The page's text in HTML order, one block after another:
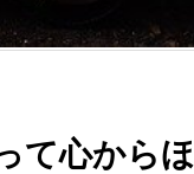
て心から